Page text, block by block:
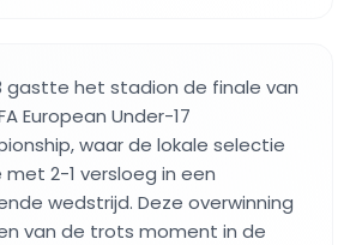
gastte het stadion de finale van
European Under-17
waar de lokale selectie
met 2-1 versloeg in een
wedstrijd. Deze overwinning
van de trots moment in de